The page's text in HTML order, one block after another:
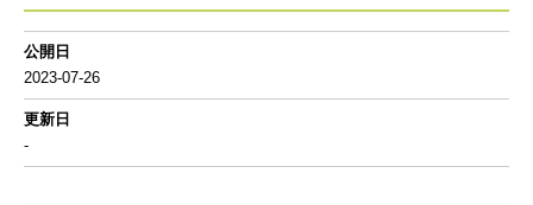
公開日
2023-07-26
更新日
-